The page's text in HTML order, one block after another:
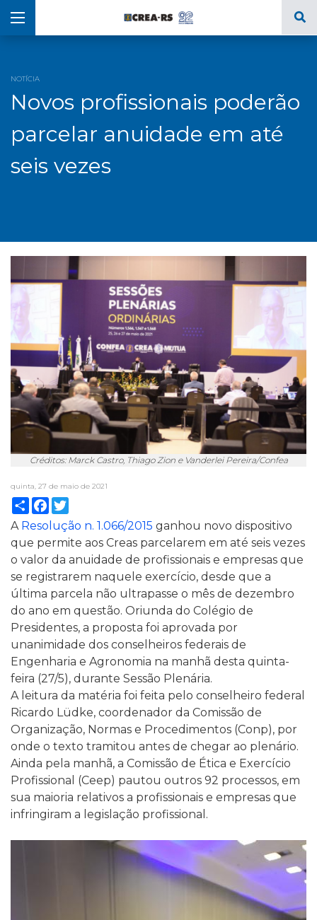
NOTÍCIA
Novos profissionais poderão
parcelar anuidade em até
seis vezes
Créditos: Marck Castro, Thiago Zion e Vanderlei Pereira/Confea
quinta, 27 de maio de 2021
Compartilhar
Facebook
A Resolução n. 1.066/2015 ganhou novo dispositivo
que permite aos Creas parcelarem em até seis vezes
o valor da anuidade de profissionais e empresas que
se registrarem naquele exercício, desde que a
última parcela não ultrapasse o mês de dezembro
do ano em questão. Oriunda do Colégio de
Presidentes, a proposta foi aprovada por
unanimidade dos conselheiros federais de
Engenharia e Agronomia na manhã desta quinta-
feira (27/5), durante Sessão Plenária.
A leitura da matéria foi feita pelo conselheiro federal
Ricardo Lüdke, coordenador da Comissão de
Organização, Normas e Procedimentos (Conp), por
onde o texto tramitou antes de chegar ao plenário.
Ainda pela manhã, a Comissão de Ética e Exercício
Profissional (Ceep) pautou outros 92 processos, em
sua maioria relativos a profissionais e empresas que
infringiram a legislação profissional.